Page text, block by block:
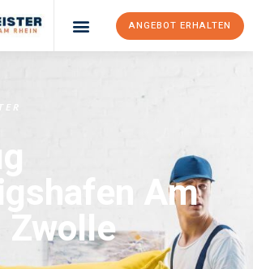
ANGEBOT ERHALTEN
Am
Zwolle